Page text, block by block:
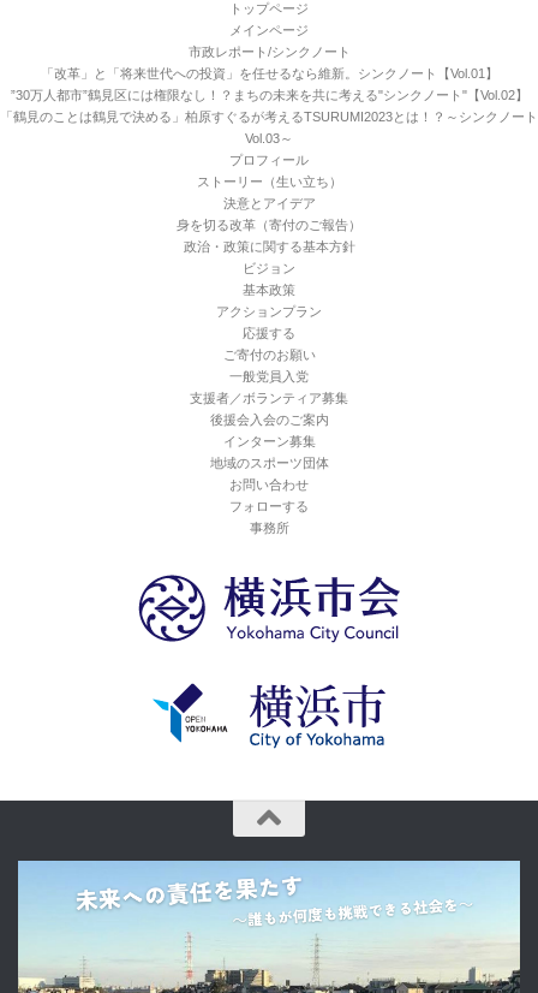
トップページ
メインページ
市政レポート/シンクノート
「改革」と「将来世代への投資」を任せるなら維新。シンクノート【Vol.01】
”30万人都市”鶴見区には権限なし！？まちの未来を共に考える"シンクノート"【Vol.02】
「鶴見のことは鶴見で決める」柏原すぐるが考えるTSURUMI2023とは！？～シンクノート
Vol.03～
プロフィール
ストーリー（生い立ち）
決意とアイデア
身を切る改革（寄付のご報告）
政治・政策に関する基本方針
ビジョン
基本政策
アクションプラン
応援する
ご寄付のお願い
一般党員入党
支援者／ボランティア募集
後援会入会のご案内
インターン募集
地域のスポーツ団体
お問い合わせ
フォローする
事務所